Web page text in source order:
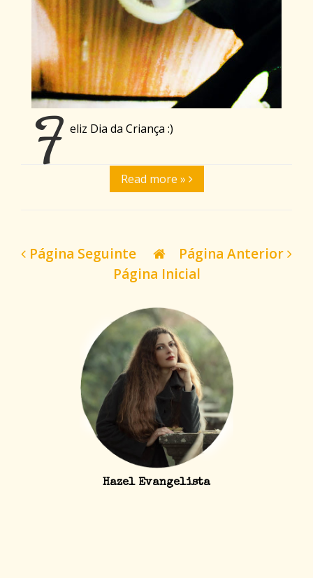
F eliz Dia da Criança :)
Read more »
Página Seguinte
Página Anterior
Página Inicial
Hazel Evangelista